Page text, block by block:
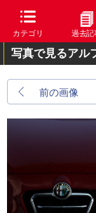
カテゴリ 過去記
写真で見るアル
前の画像